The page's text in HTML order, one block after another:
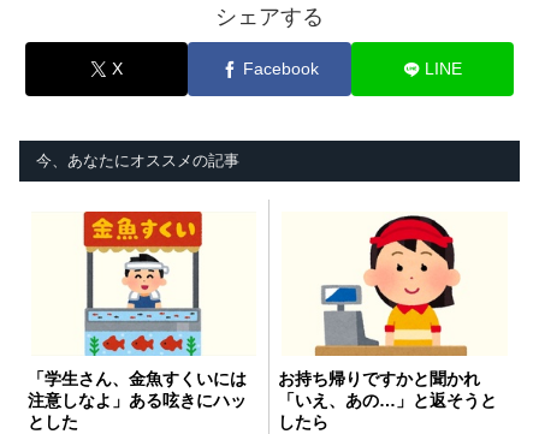
シェアする
X Facebook LINE
今、あなたにオススメの記事
「学生さん、金魚すくいには
注意しなよ」ある呟きにハッ
とした
お持ち帰りですかと聞かれ
「いえ、あの…」と返そうと
したら